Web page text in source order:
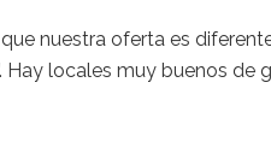
nuestra oferta es
locales muy buenos de